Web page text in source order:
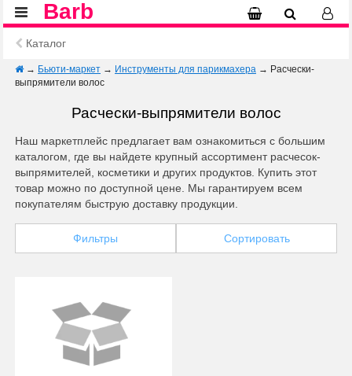
Barb
Каталог
→ Бьюти-маркет → Инструменты для парикмахера → Расчески-
выпрямители волос
Расчески-выпрямители волос
Наш маркетплейс предлагает вам ознакомиться с большим
каталогом, где вы найдете крупный ассортимент расчесок-
выпрямителей, косметики и других продуктов. Купить этот
товар можно по доступной цене. Мы гарантируем всем
покупателям быструю доставку продукции.
Фильтры Сортировать